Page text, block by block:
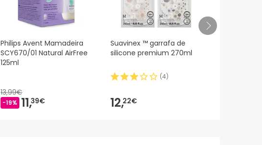
Philips Avent Mamadeira
SCY670/01 Natural AirFree
125ml
13,99€
-19% 11,39€
Suavinex ™ garrafa de
silicone premium 270ml
(4)
12,22€